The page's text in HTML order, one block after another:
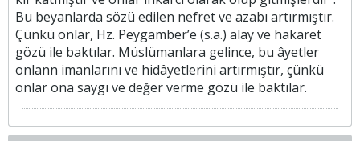
Bu beyanlarda sözü edilen nefret ve azabı artırmıştır.
Çünkü onlar, Hz. Peygamber’e (s.a.) alay ve hakaret
gözü ile baktılar. Müslümanlara gelince, bu âyetler
onlann imanlarını ve hidâyetlerini artırmıştır, çünkü
onlar ona saygı ve değer verme gözü ile baktılar.​